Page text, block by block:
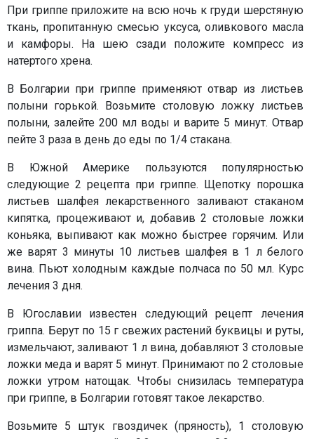
При гриппе приложите на всю ночь к груди шерстяную
ткань, пропитанную смесью уксуса, оливкового масла
и камфоры. На шею сзади положите компресс из
натертого хрена.
В Болгарии при гриппе применяют отвар из листьев
полыни горькой. Возьмите столовую ложку листьев
полыни, залейте 200 мл воды и варите 5 минут. Отвар
пейте 3 раза в день до еды по 1/4 стакана.
В Южной Америке пользуются популярностью
следующие 2 рецепта при гриппе. Щепотку порошка
листьев шалфея лекарственного заливают стаканом
кипятка, процеживают и, добавив 2 столовые ложки
коньяка, выпивают как можно быстрее горячим. Или
же варят 3 минуты 10 листьев шалфея в 1 л белого
вина. Пьют холодным каждые полчаса по 50 мл. Курс
лечения 3 дня.
В Югославии известен следующий рецепт лечения
гриппа. Берут по 15 г свежих растений буквицы и руты,
измельчают, заливают 1 л вина, добавляют 3 столовые
ложки меда и варят 5 минут. Принимают по 2 столовые
ложки утром натощак. Чтобы снизилась температура
при гриппе, в Болгарии готовят такое лекарство.
Возьмите 5 штук гвоздичек (пряность), 1 столовую